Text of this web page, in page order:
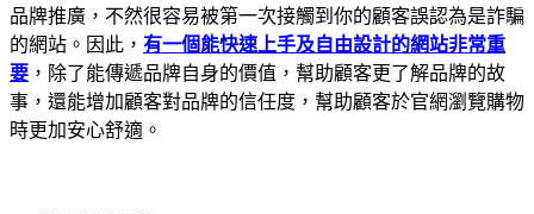
品牌推廣，不然很容易被第一次接觸到你的顧客誤認為是詐騙
的網站。因此， 有一個能快速上手及自由設計的網站非常重
要 ，除了能傳遞品牌自身的價值，幫助顧客更了解品牌的故
事，還能增加顧客對品牌的信任度，幫助顧客於官網瀏覽購物
時更加安心舒適。